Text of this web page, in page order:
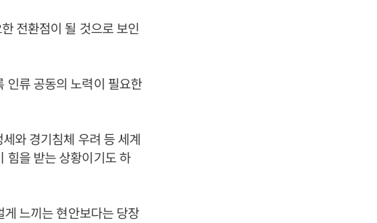
전환점이 될 것으로 보인
인류 공동의 노력이 필요한
와 경기침체 우려 등 세계
힘을 받는 상황이기도 하
느끼는 현안보다는 당장